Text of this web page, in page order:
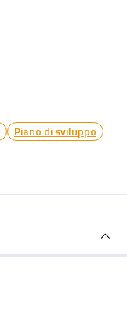
Piano di sviluppo